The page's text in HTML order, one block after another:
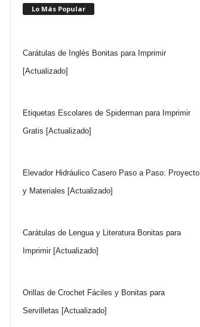
Lo Más Popular
Carátulas de Inglés Bonitas para Imprimir
[Actualizado]
Etiquetas Escolares de Spiderman para Imprimir
Gratis [Actualizado]
Elevador Hidráulico Casero Paso a Paso: Proyecto
y Materiales [Actualizado]
Carátulas de Lengua y Literatura Bonitas para
Imprimir [Actualizado]
Orillas de Crochet Fáciles y Bonitas para
Servilletas [Actualizado]